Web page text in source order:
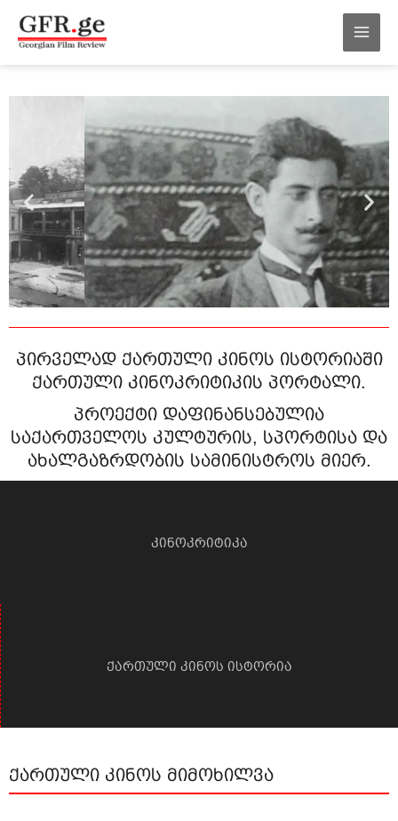
გადასვლა
პირველად ქართული კინოს ისტორიაში
ქართული კინოკრიტიკის პორტალი.
პროექტი დაფინანსებულია
საქართველოს კულტურის, სპორტისა და
ახალგაზრდობის სამინისტროს მიერ.
კინოკრიტიკა
ქართული კინოს ისტორია
ქართული კინოს მიმოხილვა